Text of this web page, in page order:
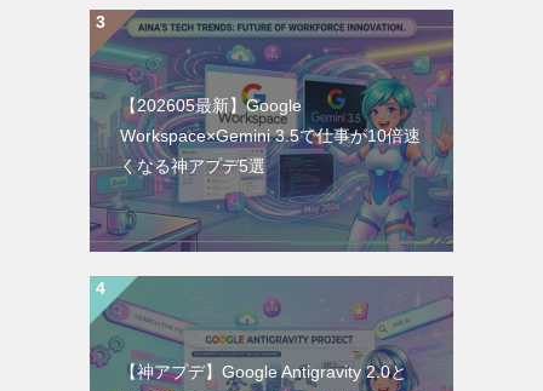
【202605最新】Google
Workspace×Gemini 3.5で仕事が10倍速
くなる神アプデ5選
【神アプデ】Google Antigravity 2.0と